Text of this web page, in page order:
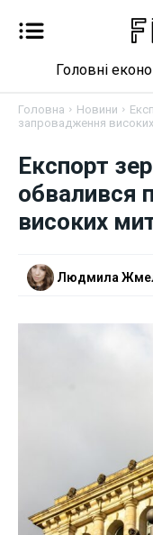
Бізнес
Валютний
ФОП
Курс
Головні
Головна Новини
запровадження
Експорт
обвалився
високих
Людмила